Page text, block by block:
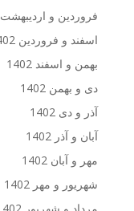
فروردین و اردیبهشت 1403
اسفند و فروردین 1402
بهمن و اسفند 1402
دی و بهمن 1402
آذر و دی 1402
آبان و آذر 1402
مهر و آبان 1402
شهریور و مهر 1402